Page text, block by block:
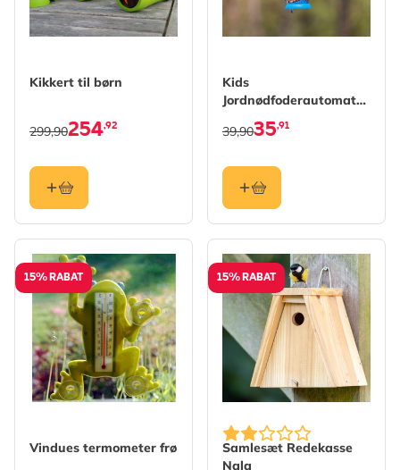
Kikkert til børn
254,92
299,90
Kids
Jordnødfoderautomat
EasyFlip
35,91
39,90
15% RABAT
Vindues termometer frø
15% RABAT
Samlesæt Redekasse
Nala